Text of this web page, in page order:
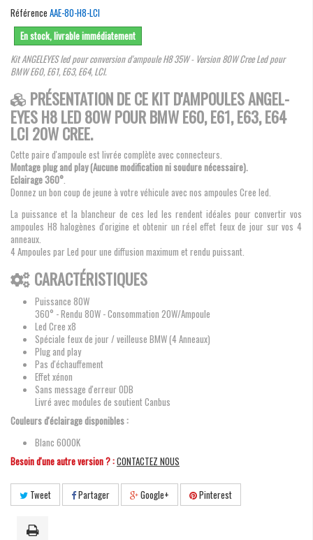
Référence AAE-80-H8-LCI
En stock, livrable immédiatement
Kit ANGELEYES led pour conversion d'ampoule H8 35W - Version 80W Cree Led pour
BMW E60, E61, E63, E64, LCI.
PRÉSENTATION DE CE KIT D'AMPOULES ANGEL-
EYES H8 LED 80W POUR BMW E60, E61, E63, E64
LCI 20W CREE.
Cette paire d'ampoule est livrée complète avec connecteurs.
Montage plug and play (Aucune modification ni soudure nécessaire).
Eclairage 360°.
Donnez un bon coup de jeune à votre véhicule avec nos ampoules Cree led.
La puissance et la blancheur de ces led les rendent idéales pour convertir vos
ampoules H8 halogènes d'origine et obtenir un réel effet feux de jour sur vos 4
anneaux.
4 Ampoules par Led pour une diffusion maximum et rendu puissant.
CARACTÉRISTIQUES
Puissance 80W
360° - Rendu 80W - Consommation 20W/Ampoule
Led Cree x8
Spéciale feux de jour / veilleuse BMW (4 Anneaux)
Plug and play
Pas d'échauffement
Effet xénon
Sans message d'erreur ODB
Livré avec modules de soutient Canbus
Couleurs d'éclairage disponibles :
Blanc 6000K
Besoin d'une autre version ? :CONTACTEZ NOUS
Tweet Partager Google+ Pinterest